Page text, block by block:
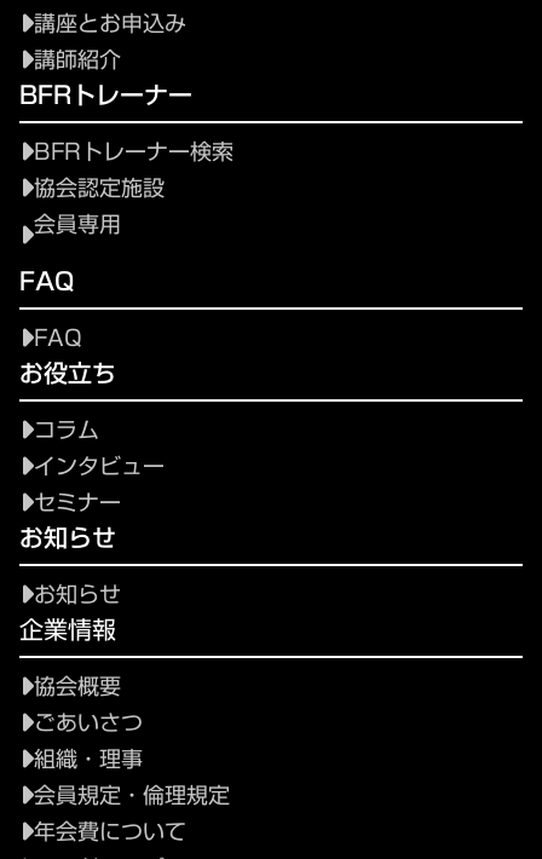
講座とお申込み
講師紹介
BFRトレーナー
BFRトレーナー検索
協会認定施設
会員専用
FAQ
FAQ
お役立ち
コラム
インタビュー
セミナー
お知らせ
お知らせ
企業情報
協会概要
ごあいさつ
組織・理事
会員規定・倫理規定
年会費について